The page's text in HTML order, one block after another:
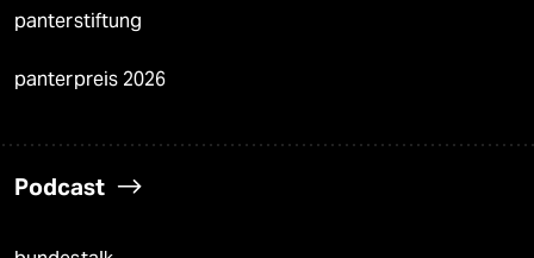
panterstiftung
panterpreis 2026
Podcast